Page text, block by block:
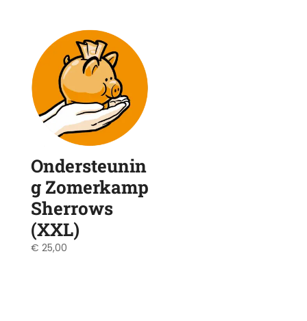
Ondersteunin
g Zomerkamp
Sherrows
(XXL)
€ 25,00